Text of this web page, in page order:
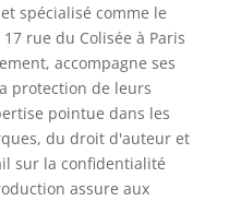
spécialisé comme le
rue du Colisée à Paris
accompagne ses
protection de leurs
pointue dans les
du droit d'auteur et
sur la confidentialité
assure aux